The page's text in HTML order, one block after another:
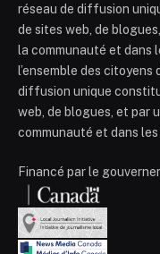
réseau de diffusion
de sites web, de
la communauté et dans
l’ensemble des
diffusion unique
web, de blogues, et par
communauté et dans
Financé par le